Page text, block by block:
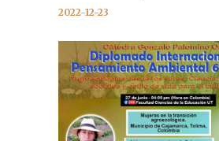
2022-12-23